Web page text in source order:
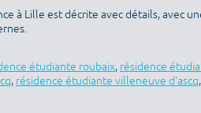
à Lille est décrite avec détails, avec
étudiante roubaix, résidence
, résidence étudiante villeneuve d'ascq,